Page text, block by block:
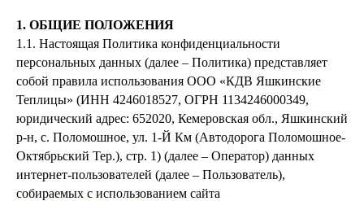
1. ОБЩИЕ ПОЛОЖЕНИЯ
1.1. Настоящая Политика конфиденциальности
персональных данных (далее – Политика) представляет
собой правила использования ООО «КДВ Яшкинские
Теплицы» (ИНН 4246018527, ОГРН 1134246000349,
юридический адрес: 652020, Кемеровская обл., Яшкинский
р-н, с. Поломошное, ул. 1-Й Км (Автодорога Поломошное-
Октябрьский Тер.), стр. 1) (далее – Оператор) данных
интернет-пользователей (далее – Пользователь),
собираемых с использованием сайта